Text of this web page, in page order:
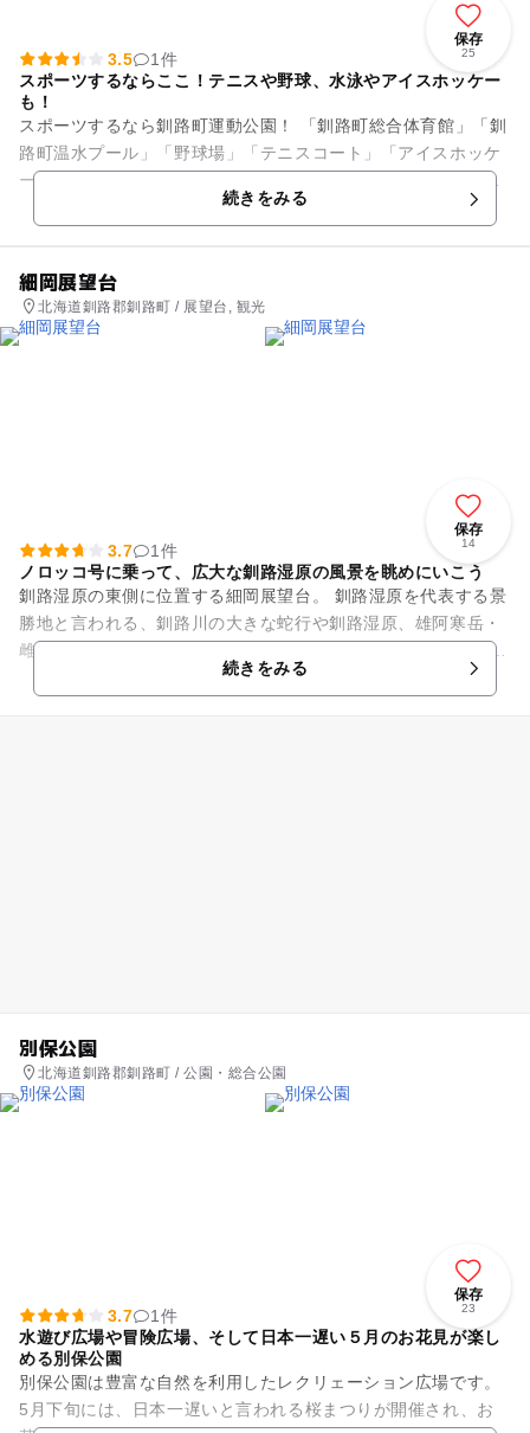
保存
25
3.5
1件
スポーツするならここ！テニスや野球、水泳やアイスホッケー
も！
スポーツするなら釧路町運動公園！ 「釧路町総合体育館」「釧
路町温水プール」「野球場」「テニスコート」「アイスホッケ
ー場」「多目的広場」「芝生広場」「自由広場」を取り揃え
続きをみる
細岡展望台
北海道釧路郡釧路町 / 展望台, 観光
保存
14
3.7
1件
ノロッコ号に乗って、広大な釧路湿原の風景を眺めにいこう
釧路湿原の東側に位置する細岡展望台。 釧路湿原を代表する景
勝地と言われる、釧路川の大きな蛇行や釧路湿原、雄阿寒岳・
雌阿寒岳を一望することができます。 このあたりの展望台のな
続きをみる
別保公園
北海道釧路郡釧路町 / 公園・総合公園
保存
23
3.7
1件
水遊び広場や冒険広場、そして日本一遅い５月のお花見が楽し
める別保公園
別保公園は豊富な自然を利用したレクリェーション広場です。
5月下旬には、日本一遅いと言われる桜まつりが開催され、お